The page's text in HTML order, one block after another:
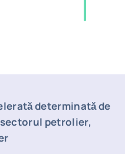
determinată de
petrolier,